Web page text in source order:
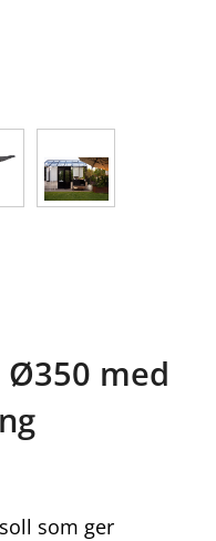
med
som ger